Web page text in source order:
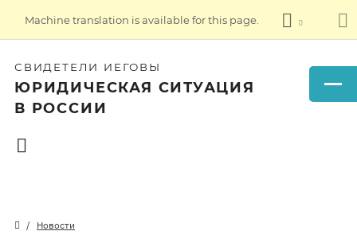
Machine translation is available for this page.
СВИДЕТЕЛИ ИЕГОВЫ
ЮРИДИЧЕСКАЯ СИТУАЦИЯ
В РОССИИ
Новости